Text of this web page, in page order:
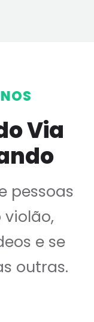
Via
pessoas
e se
outras.